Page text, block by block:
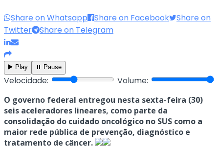
Share on Whatsapp Share on Facebook
Share on
Twitter
Share on Telegram
▶️ Play ⏸️ Pause
Velocidade: Volume:
O governo federal entregou nesta sexta-feira (30)
seis aceleradores lineares, como parte da
consolidação do cuidado oncológico no SUS como a
maior rede pública de prevenção, diagnóstico e
tratamento de câncer.